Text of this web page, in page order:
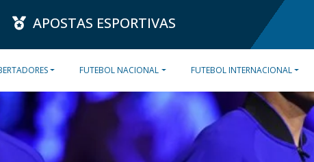
APOSTAS ESPORTIVAS
FUTEBOL NACIONAL FUTEBOL INTERNACIONAL